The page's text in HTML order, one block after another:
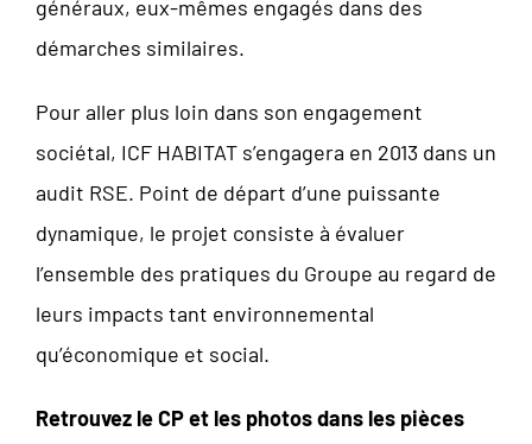
généraux, eux-mêmes engagés dans des
démarches similaires.
Pour aller plus loin dans son engagement
sociétal, ICF HABITAT s’engagera en 2013 dans un
audit RSE. Point de départ d’une puissante
dynamique, le projet consiste à évaluer
l’ensemble des pratiques du Groupe au regard de
leurs impacts tant environnemental
qu’économique et social.
Retrouvez le CP et les photos dans les pièces